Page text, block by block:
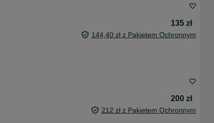
135 zł
144,40 zł z Pakietem Ochronnym
200 zł
212 zł z Pakietem Ochronnym